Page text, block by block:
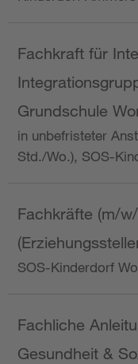
Fachkraft für
Grundschule
in unbefristeter
Std./Wo.), SOS-
Fachkräfte (m/
SOS-Kinderdorf
Fachliche
Gesundheit &